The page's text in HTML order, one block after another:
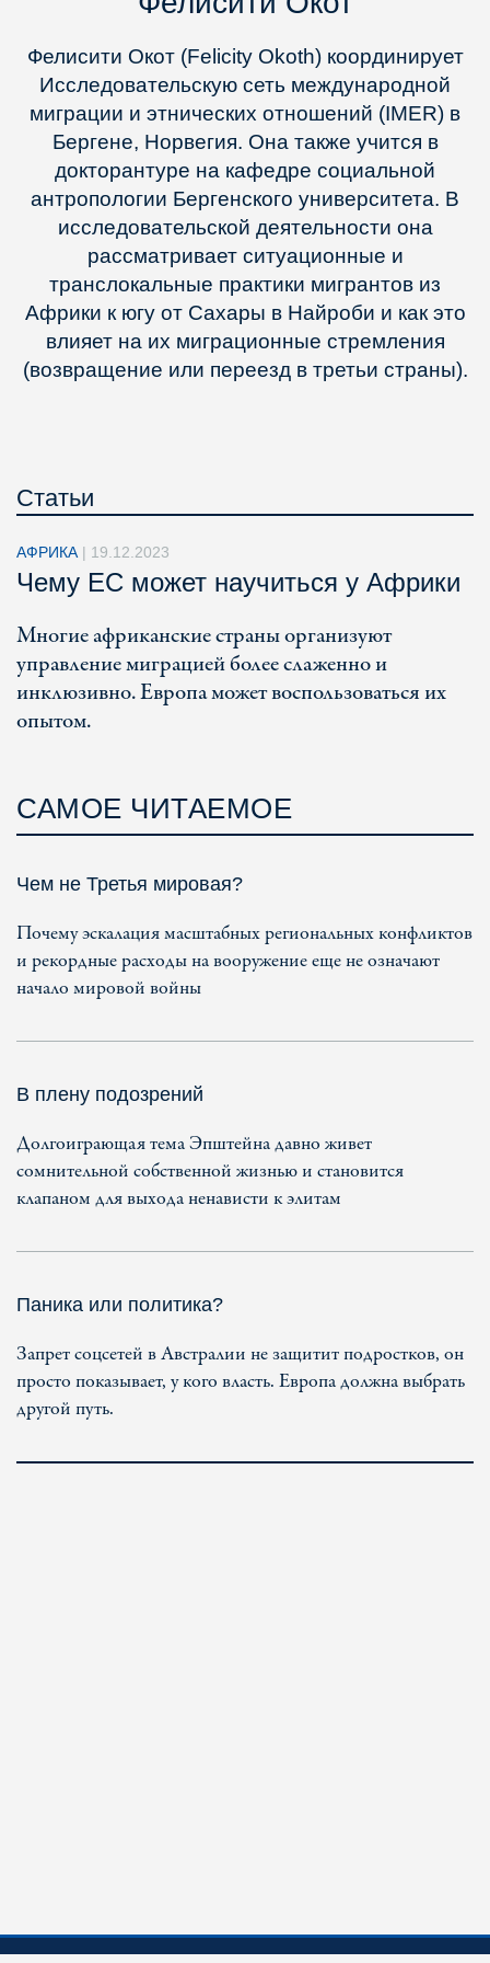
Фелисити Окот (Felicity Okoth) координирует
Исследовательскую сеть международной
миграции и этнических отношений (IMER) в
Бергене, Норвегия. Она также учится в
докторантуре на кафедре социальной
антропологии Бергенского университета. В
исследовательской деятельности она
рассматривает ситуационные и
транслокальные практики мигрантов из
Африки к югу от Сахары в Найроби и как это
влияет на их миграционные стремления
(возвращение или переезд в третьи страны).
Статьи
АФРИКА | 19.12.2023
Чему ЕС может научиться у Африки
Многие африканские страны организуют
управление миграцией более слаженно и
инклюзивно. Европа может воспользоваться их
опытом.
САМОЕ ЧИТАЕМОЕ
Чем не Третья мировая?
Почему эскалация масштабных региональных конфликтов
и рекордные расходы на вооружение еще не означают
начало мировой войны
В плену подозрений
Долгоиграющая тема Эпштейна давно живет
сомнительной собственной жизнью и становится
клапаном для выхода ненависти к элитам
Паника или политика?
Запрет соцсетей в Австралии не защитит подростков, он
просто показывает, у кого власть. Европа должна выбрать
другой путь.